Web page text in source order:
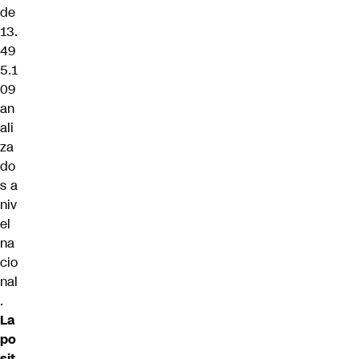
de
13.
49
5.1
09
an
ali
za
do
s a
niv
el
na
cio
nal
.
La
po